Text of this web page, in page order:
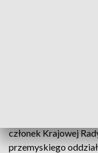
członek Krajowej
przemyskiego